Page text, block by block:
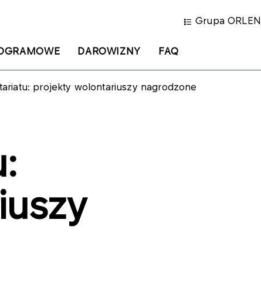
DAROWIZNY FAQ
Grupa ORLEN
projekty wolontariuszy nagrodzone